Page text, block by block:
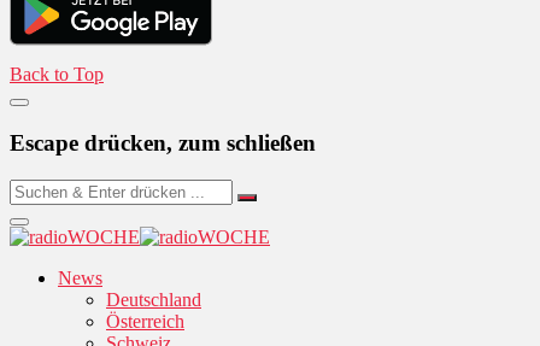
Back to Top
Escape drücken, zum schließen
News
Deutschland
Österreich